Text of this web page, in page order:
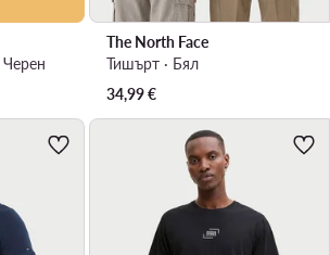
Черен
The North Face
Тишърт · Бял
34,99€